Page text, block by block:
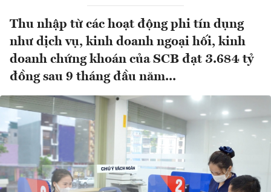
Thu nhập từ các hoạt động phi tín dụng
như dịch vụ, kinh doanh ngoại hối, kinh
doanh chứng khoán của SCB đạt 3.684 tỷ
đồng sau 9 tháng đầu năm...